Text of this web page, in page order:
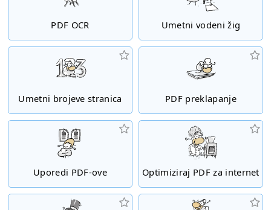
PDF OCR Umetni vodeni žig
Umetni brojeve stranica PDF preklapanje
Uporedi PDF-ove Optimiziraj PDF za internet